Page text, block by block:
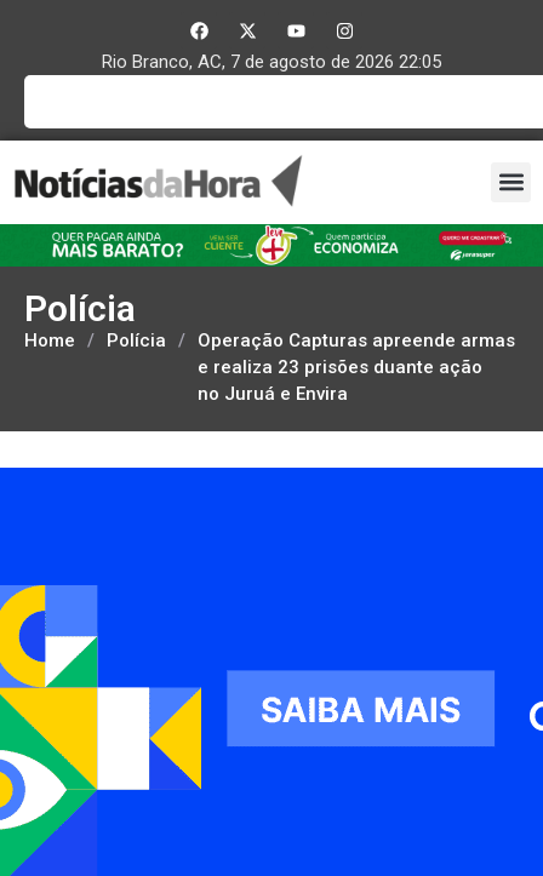
Rio Branco, AC, 7 de agosto de 2026 22:05
Polícia
Home / Polícia /
Operação Capturas apreende armas
e realiza 23 prisões duante ação
no Juruá e Envira